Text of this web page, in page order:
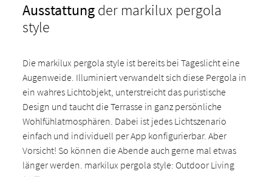
Ausstattungder markilux pergola
style
Die markilux pergola style ist bereits bei Tageslicht eine
Augenweide. Illuminiert verwandelt sich diese Pergola in
ein wahres Lichtobjekt, unterstreicht das puristische
Design und taucht die Terrasse in ganz persönliche
Wohlfühlatmosphären. Dabei ist jedes Lichtszenario
einfach und individuell per App konfigurierbar. Aber
Vorsicht! So können die Abende auch gerne mal etwas
länger werden. markilux pergola style: Outdoor Living